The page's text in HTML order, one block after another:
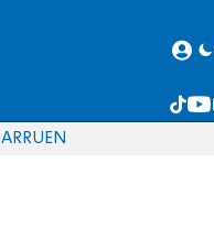
EN
RU
AR